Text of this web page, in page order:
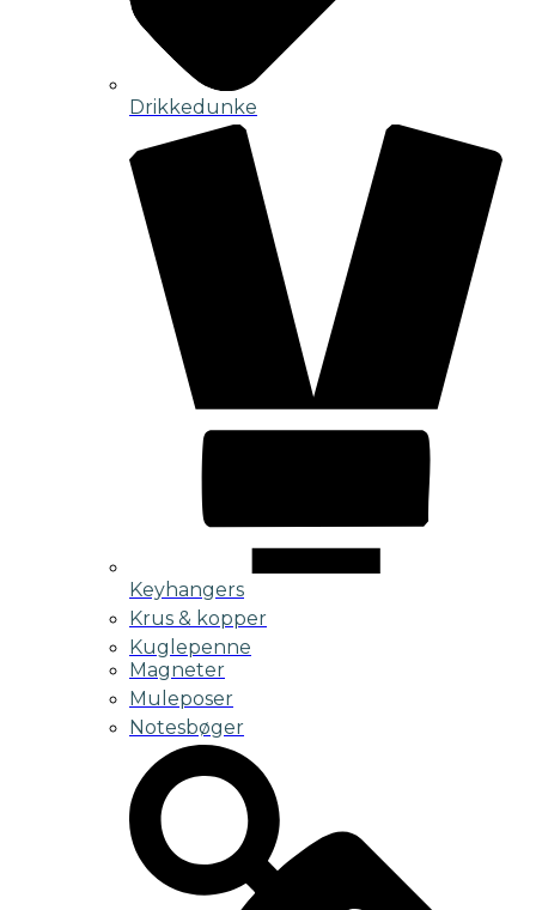
Drikkedunke
Keyhangers
Krus & kopper
Kuglepenne
Magneter
Muleposer
Notesbøger